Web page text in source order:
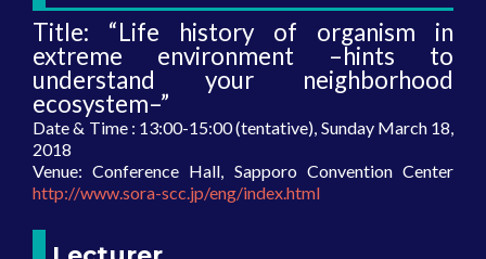
Title: “Life history of organism in
extreme environment –hints to
understand your neighborhood
ecosystem–”
Date & Time : 13:00-15:00 (tentative), Sunday March 18,
2018
Venue: Conference Hall, Sapporo Convention Center
http://www.sora-scc.jp/eng/index.html